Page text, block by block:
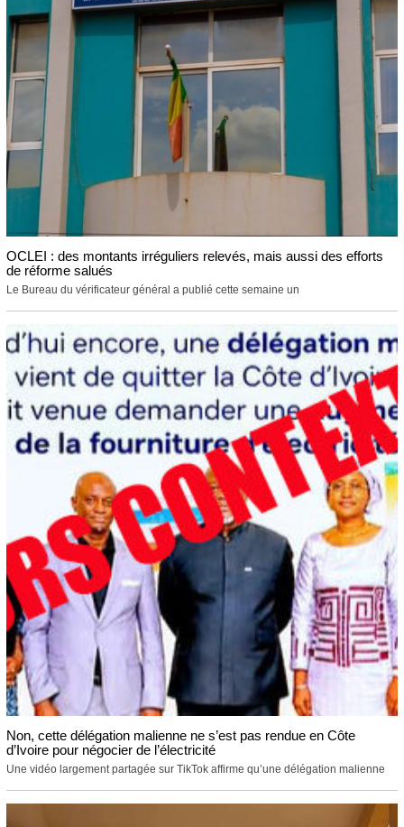
OCLEI : des montants irréguliers relevés, mais aussi des efforts
de réforme salués
Le Bureau du vérificateur général a publié cette semaine un
Non, cette délégation malienne ne s’est pas rendue en Côte
d’Ivoire pour négocier de l’électricité
Une vidéo largement partagée sur TikTok affirme qu’une délégation malienne